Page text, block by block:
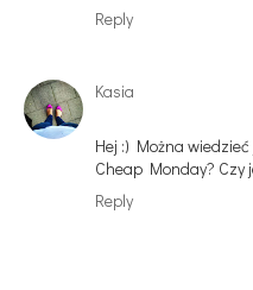
Reply
Kasia
Hej :) Można
Cheap Monday? Czy
Reply